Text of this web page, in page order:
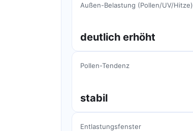
Außen-Belastung (Pollen/UV/Hitze)
deutlich erhöht
Pollen-Tendenz
stabil
Entlastungsfenster